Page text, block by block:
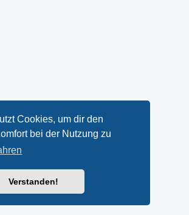
Cookies, um dir den
bei der Nutzung zu
Verstanden!